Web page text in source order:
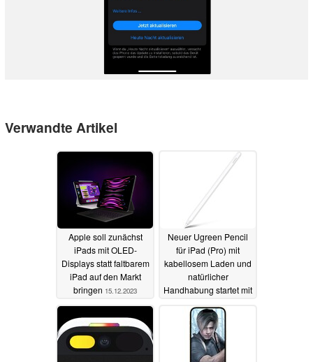
Verwandte Artikel
Apple soll zunächst
iPads mit OLED-
Displays statt faltbarem
iPad auf den Markt
bringen 15.12.2023
Neuer Ugreen Pencil
für iPad (Pro) mit
kabellosem Laden und
natürlicher
Handhabung startet mit